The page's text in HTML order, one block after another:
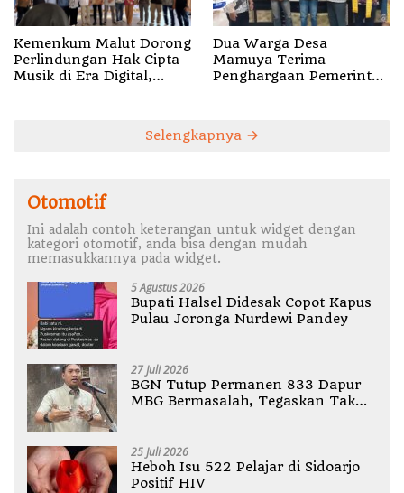
Kemenkum Malut Dorong
Perlindungan Hak Cipta
Musik di Era Digital,
Dua Warga Desa
Mamuya Terima
Penghargaan Pemerintah
Selengkapnya
Otomotif
Ini adalah contoh keterangan untuk widget dengan
kategori otomotif, anda bisa dengan mudah
memasukkannya pada widget.
5 Agustus 2026
Bupati Halsel Didesak Copot Kapus
Pulau Joronga Nurdewi Pandey
27 Juli 2026
BGN Tutup Permanen 833 Dapur
MBG Bermasalah, Tegaskan Tak
25 Juli 2026
Heboh Isu 522 Pelajar di Sidoarjo
Positif HIV